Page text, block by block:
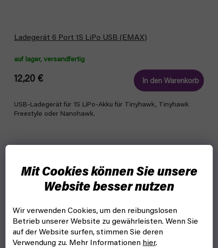
Mit Cookies können Sie unsere
Website besser nutzen
Wir verwenden Cookies, um den reibungslosen
Betrieb unserer Website zu gewährleisten. Wenn Sie
auf der Website surfen, stimmen Sie deren
Verwendung zu. Mehr Informationen hier.
Ladegerät 6 Port 1S LiPo USB (EMAX)
auf lager, versandfertig
12,20 € In den Warenkorb
USB-Ladegerät für 1S LiPo-Akku für Tinyhawk, Tinyhawk
Freestyle oder Nanohawk.